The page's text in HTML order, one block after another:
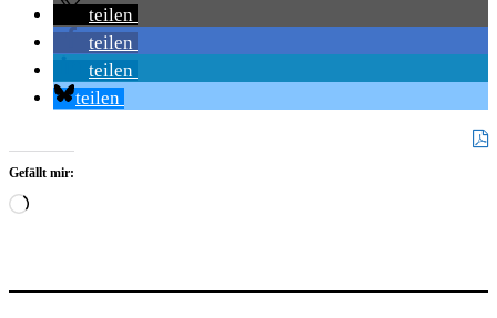
teilen
teilen
teilen
teilen
Gefällt mir:
Wird